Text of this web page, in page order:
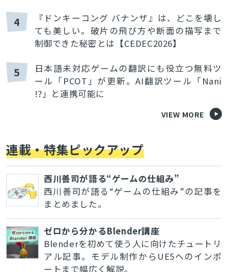
4
『ドンキーコング バナンザ』は、どこを壊し
ても美しい。破片の飛び方や断面の描写まで
制御できた秘密とは【CEDEC2026】
5
日本語未対応ゲームの翻訳にも役立つ無料ツ
ール「PCOT」が更新。AI翻訳ツール「Nani
!?」と連携可能に
VIEW MORE
連載・特集ピックアップ
西川善司が語る“ゲームの仕組み”
西川善司が語る“ゲームの仕組み”の記事を
まとめました。
ゼロから分かるBlender講座
Blenderを初めて使う人に向けたチュートリ
アル記事。モデル制作からUE5へのインポ
ートまで幅広く解説。